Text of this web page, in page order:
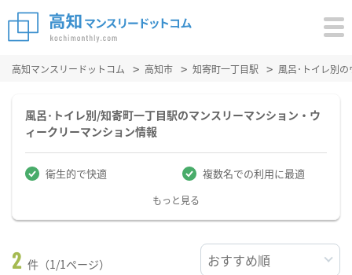
高知マンスリードットコム 高知市 知寄町一丁目駅 風呂･トイレ別
風呂･トイレ別/知寄町一丁目駅のマンスリーマンション・ウ
ィークリーマンション情報
衛生的で快適 複数名での利用に最適
もっと見る
2 件（1/1ページ）